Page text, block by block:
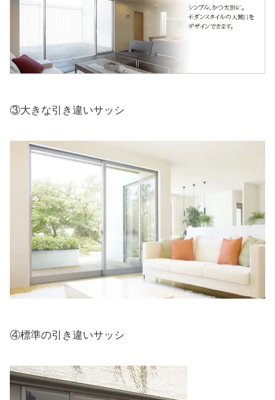
③大きな引き違いサッシ
④標準の引き違いサッシ